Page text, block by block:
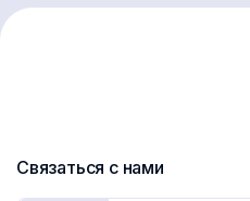
Связаться с нами